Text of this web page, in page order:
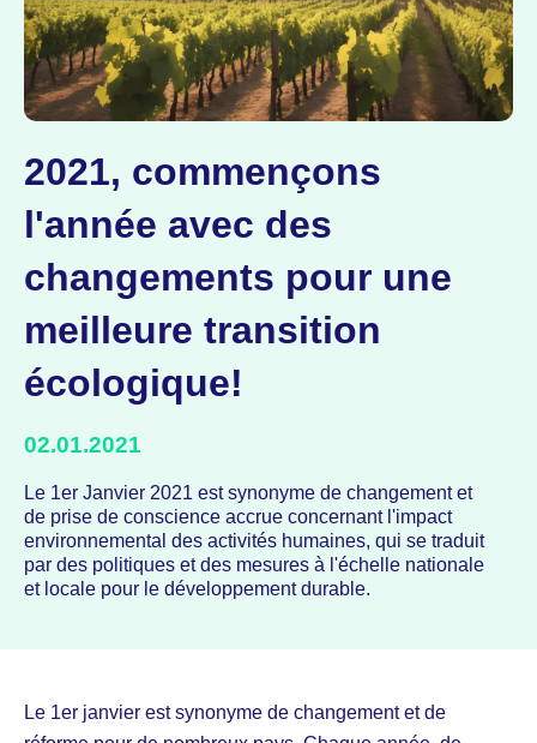
2021, commençons
l'année avec des
changements pour une
meilleure transition
écologique!
02.01.2021
Le 1er Janvier 2021 est synonyme de changement et
de prise de conscience accrue concernant l'impact
environnemental des activités humaines, qui se traduit
par des politiques et des mesures à l'échelle nationale
et locale pour le développement durable.
Le 1er janvier est synonyme de changement et de